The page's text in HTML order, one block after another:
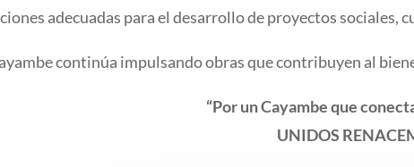
adecuadas para el desarrollo de proyectos sociales,
continúa impulsando obras que contribuyen al
“Por un Cayambe que
UNIDOS